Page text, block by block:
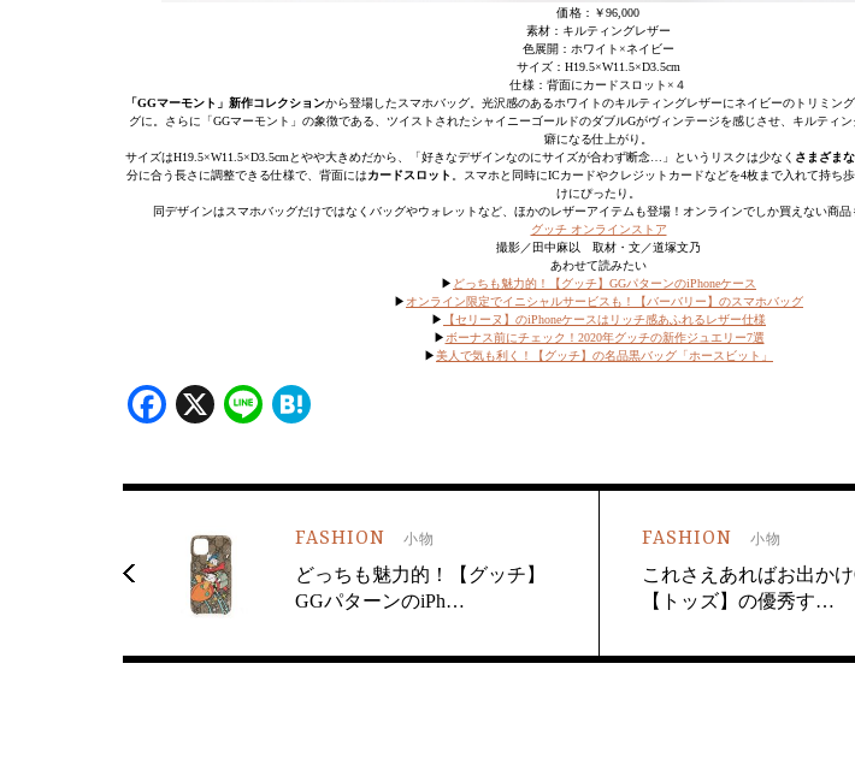
価格：￥96,000
素材：キルティングレザー
色展開：ホワイト×ネイビー
サイズ：H19.5×W11.5×D3.5cm
仕様：背面にカードスロット×４
「GGマーモント」新作コレクションから登場したスマホバッグ。光沢感のあるホワイトのキルティングレザーにネイビーのトリミン
グに。さらに「GGマーモント」の象徴である、ツイストされたシャイニーゴールドのダブルGがヴィンテージを感じさせ、キルティ
癖になる仕上がり。
サイズはH19.5×W11.5×D3.5cmとやや大きめだから、「好きなデザインなのにサイズが合わず断念…」というリスクは少なく さまざま
分に合う長さに調整できる仕様で、背面にはカードスロット
。スマホと同時にICカードやクレジットカードなどを4枚まで入れて持ち
けにぴったり。
同デザインはスマホバッグだけではなくバッグやウォレットなど、ほかのレザーアイテムも登場！オンラインでしか買えない商品
グッチ オンラインストア
撮影／田中麻以 取材・文／道塚文乃
あわせて読みたい
▶︎ どっちも魅力的！【グッチ】GGパターンのiPhoneケース
▶︎ オンライン限定でイニシャルサービスも！【バーバリー】のスマホバッグ
▶︎
【セリーヌ】のiPhoneケースはリッチ感あふれるレザー仕様
▶ ボーナス前にチェック！2020年グッチの新作ジュエリー7選
▶美人で気も利く！【グッチ】の名品黒バッグ「ホースビット」
Facebook
X Line
FASHION 小物
どっちも魅力的！【グッチ】
GGパターンのiPh…
FASHION 小物
これさえあればお出かけ
【トッズ】の優秀す…